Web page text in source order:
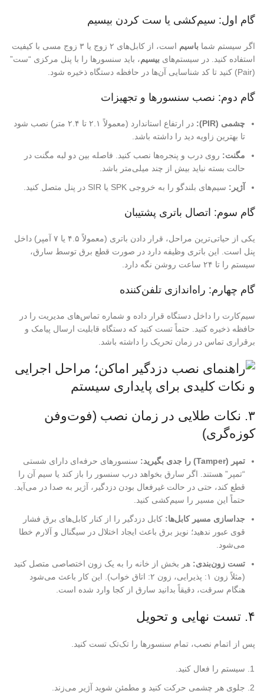
گام اول: سیم‌کشی یا ست کردن بیسیم
اگر سیستم شما باسیم
است، از کابل‌های ۲ زوج یا ۳ زوج مسی با کیفیت
استفاده کنید. در سیستم‌های بیسیم، باید سنسورها را با پنل مرکزی “ست”
(Pair) کنید تا کد شناسایی آن‌ها در حافظه دستگاه ذخیره شود.
گام دوم: نصب سنسورها و تجهیزات
چشمی (PIR):
در ارتفاع استاندارد (معمولاً ۲.۱ تا ۲.۴ متر) نصب شود
تا بهترین زاویه دید را داشته باشد.
مگنت: روی درب و پنجره‌ها نصب کنید. فاصله بین دو لبه مگنت در
حالت بسته نباید بیش از چند میلی‌متر باشد.
آژیر: سیم‌های بلندگو را به خروجی SPK یا SIR در پنل متصل کنید.
گام سوم: اتصال باتری پشتیبان
یکی از حیاتی‌ترین مراحل، قرار دادن باتری (معمولاً ۴.۵ یا ۷ آمپر) داخل
پنل است. این باتری وظیفه دارد در صورت قطع برق توسط سارق،
سیستم را تا ۲۴ ساعت روشن نگه دارد.
گام چهارم: راه‌اندازی تلفن‌کننده
سیم‌کارت را داخل دستگاه قرار داده و شماره تماس‌های مدیریت را در
حافظه ذخیره کنید. حتماً تست کنید که دستگاه قابلیت ارسال پیامک و
برقراری تماس در زمان تحریک را داشته باشد.
۳. نکات طلایی در زمان نصب (فوت‌وفن
کوزه‌گری)
تمپر (Tamper) را جدی بگیرید:
سنسورهای حرفه‌ای دارای شستی
“تمپر” هستند. اگر سارق بخواهد درب سنسور را باز کند یا سیم آن را
قطع کند، حتی در حالت غیرفعال بودن دزدگیر، آژیر به صدا در می‌آید.
حتماً این مسیر را سیم‌کشی کنید.
جداسازی مسیر کابل‌ها: کابل دزدگیر را از کنار کابل‌های برق فشار
قوی عبور ندهید؛ نویز برق باعث ایجاد اختلال در سیگنال و آلارم خطا
می‌شود.
تست زون‌بندی: هر بخش از خانه را به یک زون اختصاصی متصل کنید
(مثلاً زون ۱: پذیرایی، زون ۲: اتاق خواب). این کار باعث می‌شود
هنگام سرقت، دقیقاً بدانید سارق از کجا وارد شده است.
۴. تست نهایی و تحویل
پس از اتمام نصب، تمام سنسورها را تک‌تک تست کنید.
سیستم را فعال کنید.
جلوی هر چشمی حرکت کنید و مطمئن شوید آژیر می‌زند.